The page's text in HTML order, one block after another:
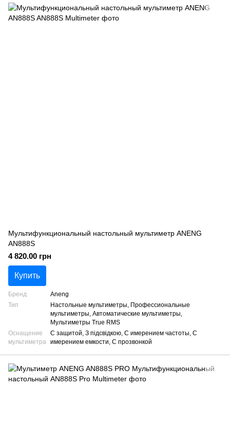
Мультифункциональный настольный мультиметр ANENG
AN888S
4 820.00 грн
Купить
Бренд
Aneng
Тип
Настольные мультиметры, Профессиональные
мультиметры, Автоматические мультиметры,
Мультиметры True RMS
Оснащение
мультиметра
С защитой, З підсвідкою, С имерением частоты, С
имерением емкости, С прозвонкой